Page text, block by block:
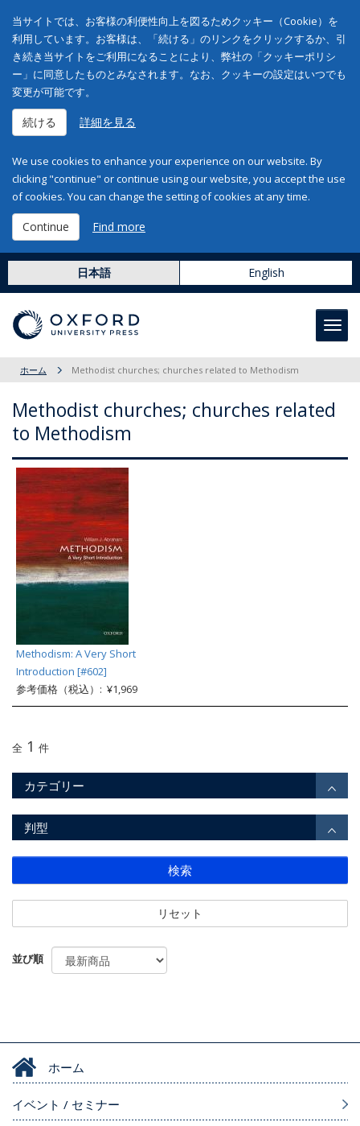
当サイトでは、お客様の利便性向上を図るためクッキー（Cookie）を
利用しています。お客様は、「続ける」のリンクをクリックするか、引
き続き当サイトをご利用になることにより、弊社の「クッキーポリシ
ー」に同意したものとみなされます。なお、クッキーの設定はいつでも
変更が可能です。
続ける 詳細を見る
We use cookies to enhance your experience on our website. By
clicking "continue" or continue using our website, you accept the use
of cookies. You can change the setting of cookies at any time.
Continue Find more
日本語 English
ホーム Methodist churches; churches related to Methodism
Methodist churches; churches related
to Methodism
Methodism: A Very Short
Introduction [#602]
参考価格（税込）: ¥1,969
全 1 件
カテゴリー
判型
検索
リセット
並び順
ホーム
イベント / セミナー